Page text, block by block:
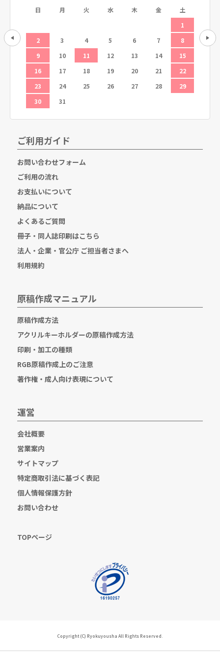
12
日 月 火 水 木 金
土
1
2
3 4 5 6 7
8
9
10 11 12 13 14
15
16
17 18 19 20 21
22
23
24 25 26 27 28
29
30
31
6
ご利用ガイド
お問い合わせフォーム
ご利用の流れ
お支払いについて
納品について
よくあるご質問
冊子・同人誌印刷はこちら
法人・企業・官公庁 ご担当者さまへ
利用規約
原稿作成マニュアル
原稿作成方法
アクリルキーホルダーの原稿作成方法
印刷・加工の種類
RGB原稿作成上のご注意
著作権・成人向け表現について
運営
会社概要
営業案内
サイトマップ
特定商取引法に基づく表記
個人情報保護方針
お問い合わせ
TOPページ
Copyright (C) Ryokuyousha All Rights Reserved.